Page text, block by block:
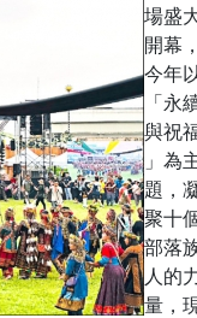
場盛
開幕
今年
「永
與祝
」為
題，
聚十
部落
人的
量，